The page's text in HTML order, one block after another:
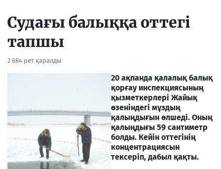
Судағы балыққа оттегі
тапшы
2 684 рет қаралды
20 ақпанда қалалық балық
қорғау инспекциясының
қызметкерлері Жайық
өзеніндегі мұздың
қалыңдығын өлшеді. Оның
қалыңдығы 59 сантиметр
болды. Кейін оттегінің
концентрациясын
тексеріп, дабыл қақты.